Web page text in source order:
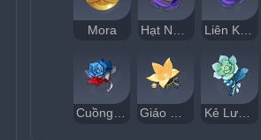
Mora
Cuồng Chiến Giáo Quan Kẻ Lưu Đày